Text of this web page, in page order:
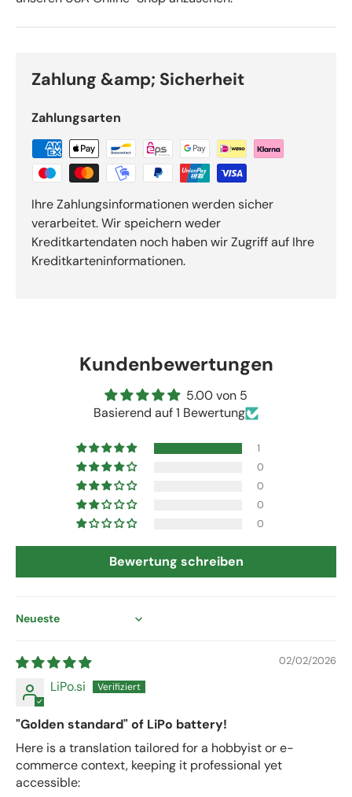
Zahlung &amp; Sicherheit
Zahlungsarten
Ihre Zahlungsinformationen werden sicher
verarbeitet. Wir speichern weder
Kreditkartendaten noch haben wir Zugriff auf Ihre
Kreditkarteninformationen.
Kundenbewertungen
5.00 von 5
Basierend auf 1 Bewertung
1
0
0
0
0
Bewertung schreiben
Sort by
02/02/2026
LiPo.si
"Golden standard" of LiPo battery!
Here is a translation tailored for a hobbyist or e-
commerce context, keeping it professional yet
accessible: